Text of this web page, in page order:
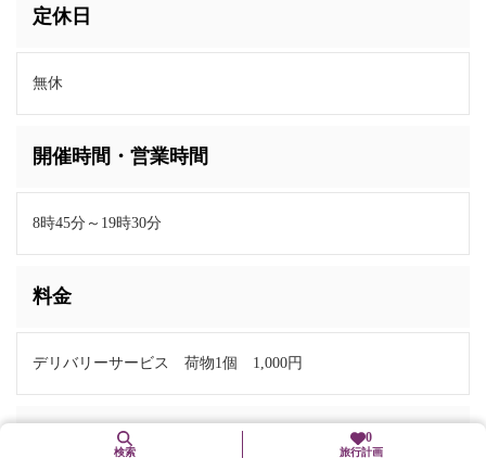
定休日
無休
開催時間・営業時間
8時45分～19時30分
料金
デリバリーサービス 荷物1個 1,000円
お問い合わせ 0
旅行計画
検索